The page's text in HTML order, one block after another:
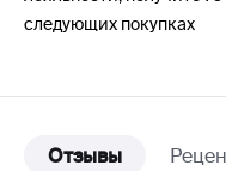
следующих покупках
Отзывы